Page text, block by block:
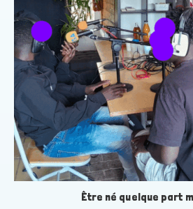
Être né quelque part